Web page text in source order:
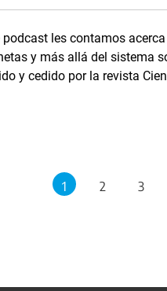
podcast les contamos
y más allá del sistema
y cedido por la revista
1 2
3